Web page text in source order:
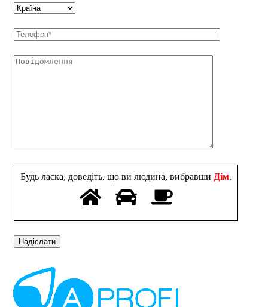
Будь ласка, доведіть, що ви людина, вибравши Дім.